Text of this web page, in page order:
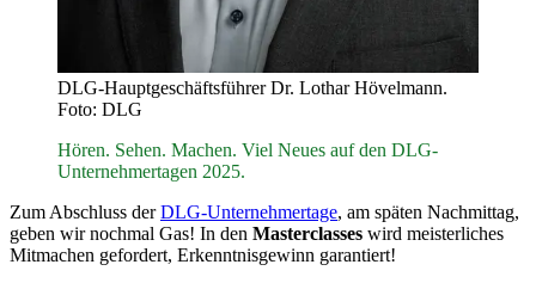
DLG-Hauptgeschäftsführer Dr. Lothar Hövelmann.
Foto: DLG
Hören. Sehen. Machen. Viel Neues auf den DLG-
Unternehmertagen 2025.
Zum Abschluss derDLG-Unternehmertage, am späten Nachmittag,
geben wir nochmal Gas! In den Masterclasses wird meisterliches
Mitmachen gefordert, Erkenntnisgewinn garantiert!